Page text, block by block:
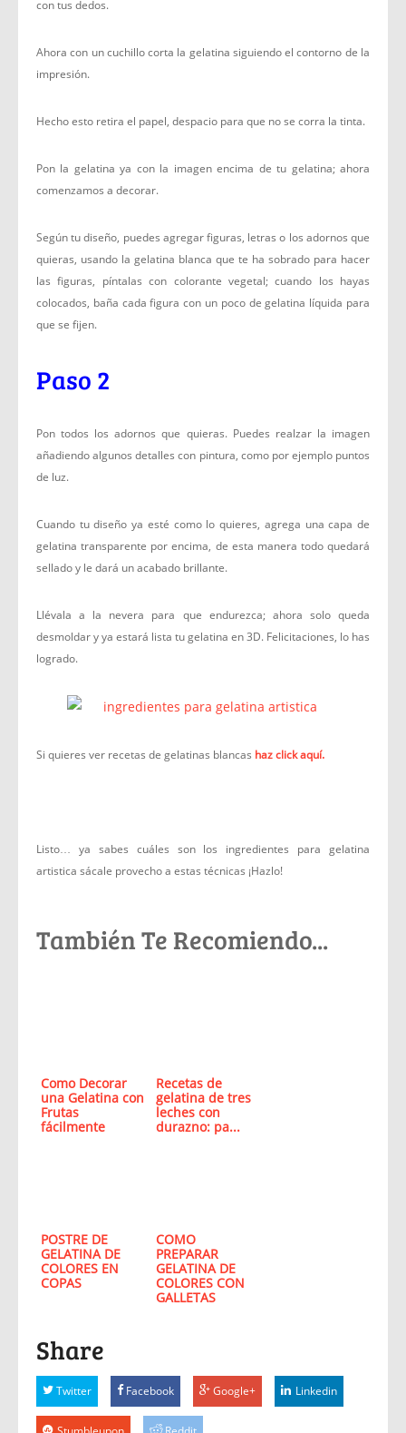
con tus dedos.
Ahora con un cuchillo corta la gelatina siguiendo el contorno de la
impresión.
Hecho esto retira el papel, despacio para que no se corra la tinta.
Pon la gelatina ya con la imagen encima de tu gelatina; ahora
comenzamos a decorar.
Según tu diseño, puedes agregar figuras, letras o los adornos que
quieras, usando la gelatina blanca que te ha sobrado para hacer
las figuras, píntalas con colorante vegetal; cuando los hayas
colocados, baña cada figura con un poco de gelatina líquida para
que se fijen.
Paso 2
Pon todos los adornos que quieras. Puedes realzar la imagen
añadiendo algunos detalles con pintura, como por ejemplo puntos
de luz.
Cuando tu diseño ya esté como lo quieres, agrega una capa de
gelatina transparente por encima, de esta manera todo quedará
sellado y le dará un acabado brillante.
Llévala a la nevera para que endurezca; ahora solo queda
desmoldar y ya estará lista tu gelatina en 3D. Felicitaciones, lo has
logrado.
Si quieres ver recetas de gelatinas blancas haz click aquí.
Listo… ya sabes cuáles son los ingredientes para gelatina
artistica sácale provecho a estas técnicas ¡Hazlo!
También Te Recomiendo...
Como Decorar
una Gelatina con
Frutas
fácilmente
Recetas de
gelatina de tres
leches con
durazno: pa...
POSTRE DE
GELATINA DE
COLORES EN
COPAS
COMO
PREPARAR
GELATINA DE
COLORES CON
GALLETAS
Share
Twitter Facebook Google+ Linkedin